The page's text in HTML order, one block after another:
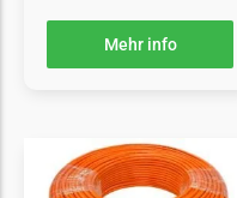
Grouw
Güde
Mehr info